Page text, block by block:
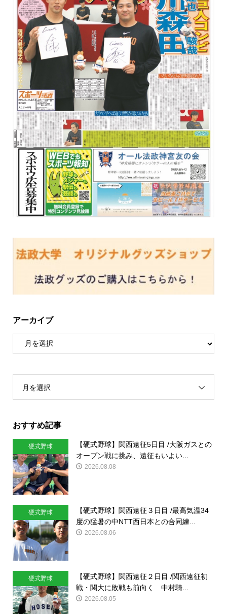
アーカイブ
月を選択
おすすめ記事
硬式野球
【硬式野球】関西遠征5日目 /大阪ガスとの
オープン戦に挑み、遠征もいよい...
2026.08.08
硬式野球
【硬式野球】関西遠征３日目 /最高気温34
度の猛暑の中NTT西日本との合同練...
2026.08.06
硬式野球
【硬式野球】関西遠征２日目 /関西遠征初
戦・関大に敗戦も前向く 中村騎...
2026.08.05